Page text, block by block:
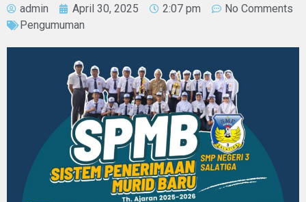
admin April 30, 2025 2:07 pm
No Comments
Pengumuman